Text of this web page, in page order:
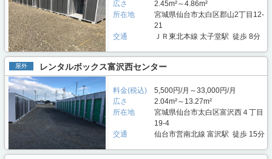
広さ
2.45m²～4.86m²
所在地
宮城県仙台市太白区郡山2丁目12-
21
交通
ＪＲ東北本線 太子堂駅 徒歩 8分
屋外 レンタルボックス富沢西センター
料金(税込)
5,500円/月～33,000円/月
広さ
2.04m²～13.27m²
所在地
宮城県仙台市太白区富沢西４丁目
19-4
交通
仙台市営南北線 富沢駅 徒歩 15分